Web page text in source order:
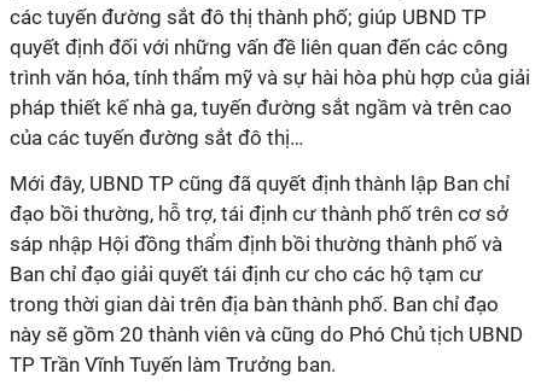
các tuyến đường sắt đô thị thành phố; giúp UBND TP
quyết định đối với những vấn đề liên quan đến các công
trình văn hóa, tính thẩm mỹ và sự hài hòa phù hợp của giải
pháp thiết kế nhà ga, tuyến đường sắt ngầm và trên cao
của các tuyến đường sắt đô thị…
Mới đây, UBND TP cũng đã quyết định thành lập Ban chỉ
đạo bồi thường, hỗ trợ, tái định cư thành phố trên cơ sở
sáp nhập Hội đồng thẩm định bồi thường thành phố và
Ban chỉ đạo giải quyết tái định cư cho các hộ tạm cư
trong thời gian dài trên địa bàn thành phố. Ban chỉ đạo
này sẽ gồm 20 thành viên và cũng do Phó Chủ tịch UBND
TP Trần Vĩnh Tuyến làm Trưởng ban.